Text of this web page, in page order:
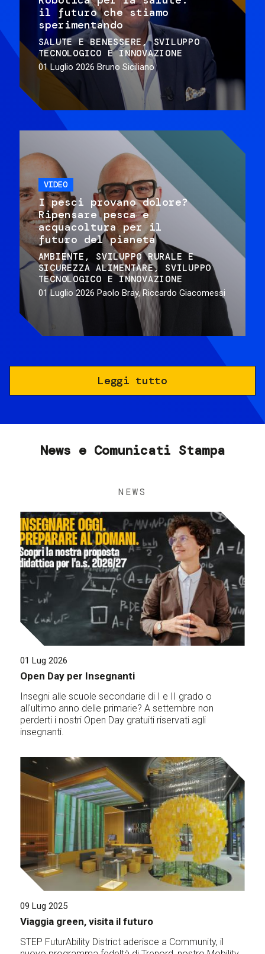
il futuro che stiamo
sperimentando
SALUTE E BENESSERE
SVILUPPO
TECNOLOGICO E INNOVAZIONE
01 Luglio 2026 Bruno Siciliano
VIDEO
I pesci provano dolore?
Ripensare pesca e
acquacoltura per il
futuro del pianeta
AMBIENTE
SVILUPPO RURALE E
SICUREZZA ALIMENTARE
SVILUPPO
TECNOLOGICO E INNOVAZIONE
01 Luglio 2026 Paolo Bray, Riccardo Giacomessi
Leggi tutto
News e Comunicati Stampa
NEWS
01 Lug 2026
Open Day per Insegnanti
Insegni alle scuole secondarie di I e II grado o
all'ultimo anno delle primarie? A settembre non
perderti i nostri Open Day gratuiti riservati agli
insegnanti.
09 Lug 2025
Viaggia green, visita il futuro
STEP FuturAbility District aderisce a Community, il